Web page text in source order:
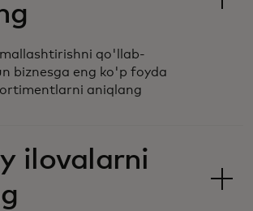
qo'llab-
biznesga eng ko'p foyda
aniqlang
ilovalarni